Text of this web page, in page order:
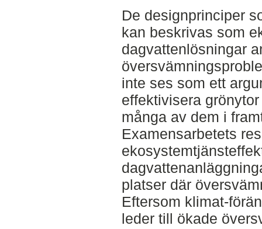
De designprinciper
kan beskrivas som
dagvattenlösningar
inte ses som ett
effektivisera
många av dem i
Examensarbetets
platser där
Eftersom klimat-
leder till ökade